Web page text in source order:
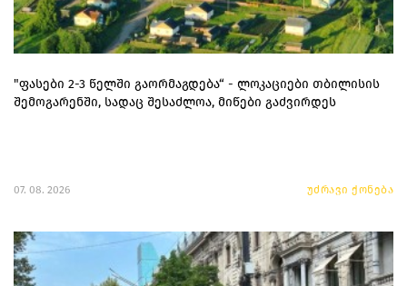
"ფასები 2-3 წელში გაორმაგდება“ - ლოკაციები თბილისის
შემოგარენში, სადაც შესაძლოა, მიწები გაძვირდეს
07. 08. 2026 უძრავი ქონება